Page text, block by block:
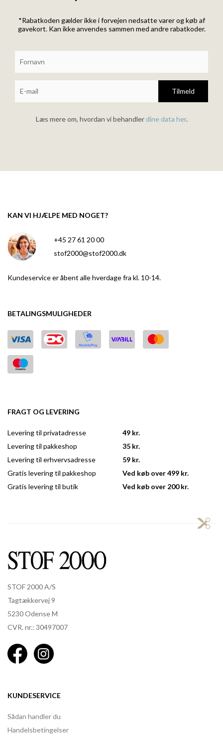
*Rabatkoden gælder ikke i forvejen nedsatte varer og køb af
gavekort. Kan ikke anvendes sammen med andre rabatkoder.
Tilmeld
Læs mere om, hvordan vi behandlerdine data her.
KAN VI HJÆLPE MED NOGET?
+45 27 61 20 00
stof2000@stof2000.dk
Kundeservice er åbent alle hverdage fra kl. 10-14.
BETALINGSMULIGHEDER
FRAGT OG LEVERING
Levering til privatadresse
Levering til pakkeshop
Levering til erhvervsadresse
Gratis levering til pakkeshop
Gratis levering til butik
49 kr.
35 kr.
59 kr.
Ved køb over 499 kr.
Ved køb over 200 kr.
STOF 2000 A/S
Tagtækkervej 9
5230 Odense M
CVR. nr.: 30497007
KUNDESERVICE
Sådan handler du
Handelsbetingelser